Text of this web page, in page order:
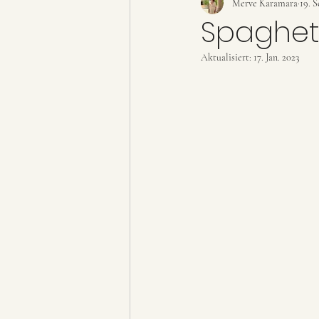
Snacks
Merve Karamara 19.
Aktualisiert: 17. Jan. 2023